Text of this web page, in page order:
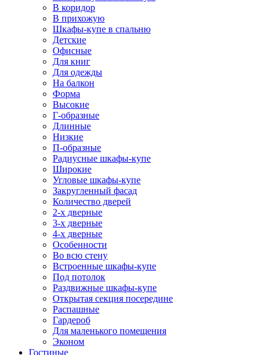
В коридор
В прихожую
Шкафы-купе в спальню
Детские
Офисные
Для книг
Для одежды
На балкон
Форма
Высокие
Г-образные
Длинные
Низкие
П-образные
Радиусные шкафы-купе
Широкие
Угловые шкафы-купе
Закругленный фасад
Количество дверей
2-х дверные
3-х дверные
4-х дверные
Особенности
Во всю стену
Встроенные шкафы-купе
Под потолок
Раздвижные шкафы-купе
Открытая секция посередине
Распашные
Гардероб
Для маленького помещения
Эконом
Гостиные